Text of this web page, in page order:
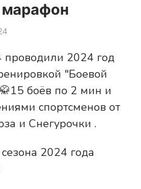
проводили 2024 год
"Боевой
боёв по 2 мин и
спортсменов от
и Снегурочки .
2024 года